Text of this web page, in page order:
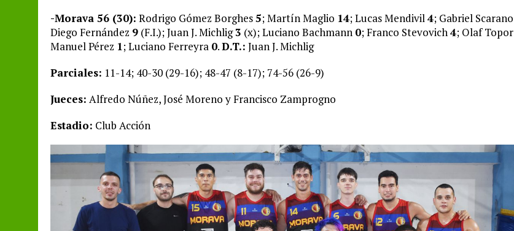
-Morava 56 (30): Rodrigo Gómez Borghes5; Martín Maglio 14; Lucas Mendivil4; Gabriel Scarano
Diego Fernández 9 (F.I.); Juan J. Michlig3 (x); Luciano Bachmann 0; Franco Stevovich4; Olaf Topor
Manuel Pérez 1; Luciano Ferreyra 0.D.T.: Juan J. Michlig
Parciales: 11-14; 40-30 (29-16); 48-47 (8-17); 74-56 (26-9)
Jueces: Alfredo Núñez, José Moreno y Francisco Zamprogno
Estadio: Club Acción